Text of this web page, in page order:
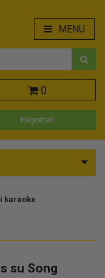
MENU
0
Registrati
karaoke
su Song